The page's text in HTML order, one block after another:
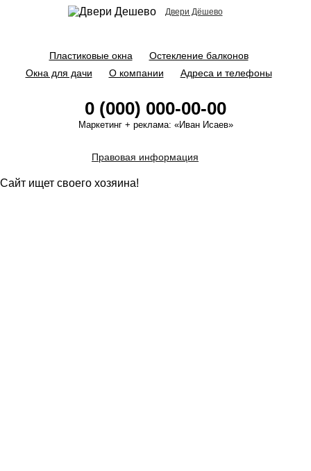
Двери Дёшево
Пластиковые окна
Остекление балконов
Окна для дачи
О компании Адреса и телефоны
0 (000) 000-00-00
Маркетинг + реклама: «Иван Исаев»
Правовая информация
Сайт ищет своего хозяина!